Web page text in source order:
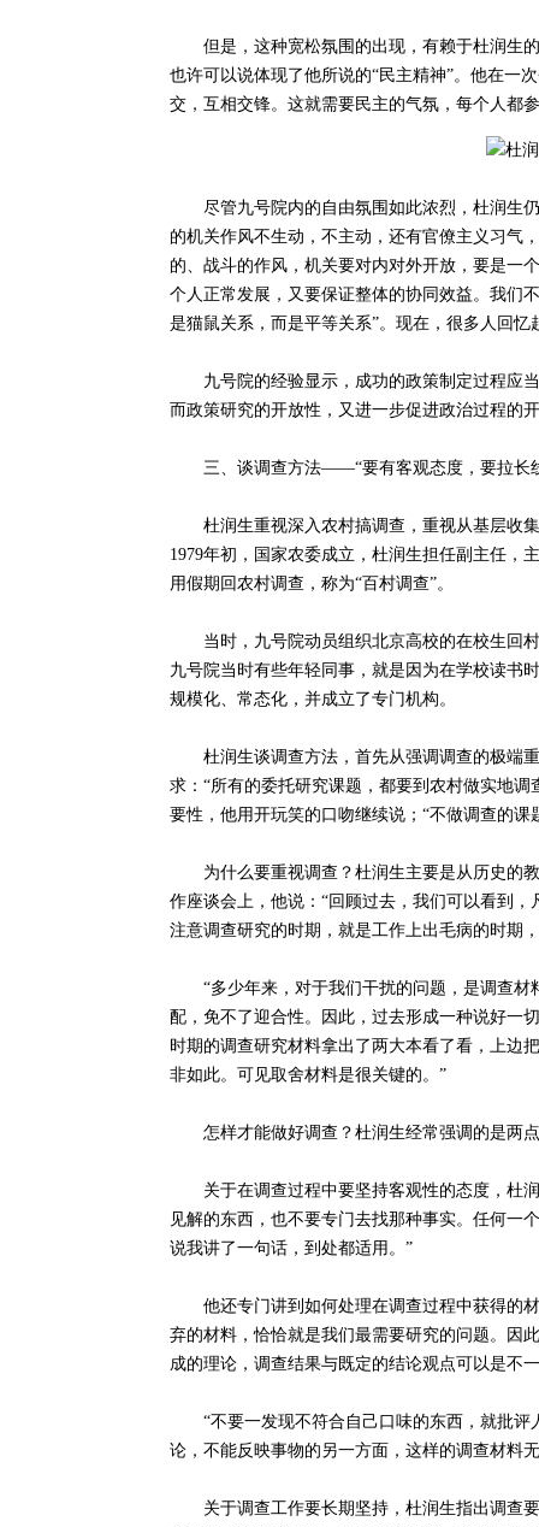
但是，这种宽松氛围的出现，有赖于杜润生的
也许可以说体现了他所说的“民主精神”。他在一
交，互相交锋。这就需要民主的气氛，每个人都
尽管九号院内的自由氛围如此浓烈，杜润生仍
的机关作风不生动，不主动，还有官僚主义习气
的、战斗的作风，机关要对内对外开放，要是一
个人正常发展，又要保证整体的协同效益。我们
是猫鼠关系，而是平等关系”。现在，很多人回
九号院的经验显示，成功的政策制定过程应当
而政策研究的开放性，又进一步促进政治过程的
三、谈调查方法——“要有客观态度，要拉长
杜润生重视深入农村搞调查，重视从基层收集
1979年初，国家农委成立，杜润生担任副主任，
用假期回农村调查，称为“百村调查”。
当时，九号院动员组织北京高校的在校生回村
九号院当时有些年轻同事，就是因为在学校读书
规模化、常态化，并成立了专门机构。
杜润生谈调查方法，首先从强调调查的极端重
求：“所有的委托研究课题，都要到农村做实地
要性，他用开玩笑的口吻继续说；“不做调查的
为什么要重视调查？杜润生主要是从历史的教
作座谈会上，他说：“回顾过去，我们可以看到
注意调查研究的时期，就是工作上出毛病的时期
“多少年来，对于我们干扰的问题，是调查材
配，免不了迎合性。因此，过去形成一种说好一
时期的调查研究材料拿出了两大本看了看，上边
非如此。可见取舍材料是很关键的。”
怎样才能做好调查？杜润生经常强调的是两点
关于在调查过程中要坚持客观性的态度，杜润
见解的东西，也不要专门去找那种事实。任何一
说我讲了一句话，到处都适用。”
他还专门讲到如何处理在调查过程中获得的材
弃的材料，恰恰就是我们最需要研究的问题。因
成的理论，调查结果与既定的结论观点可以是不
“不要一发现不符合自己口味的东西，就批评
论，不能反映事物的另一方面，这样的调查材料
关于调查工作要长期坚持，杜润生指出调查要